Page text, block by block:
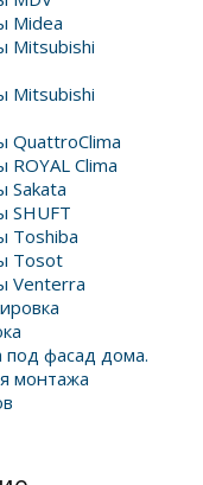
Midea
Mitsubishi
Mitsubishi
QuattroClima
Clima
Sakata
SHUFT
Toshiba
Tosot
Venterra
фасад дома.
монтажа